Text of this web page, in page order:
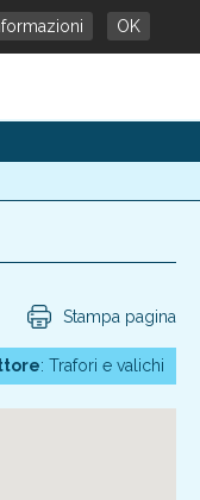
Stampa pagina
: Trafori e valichi
OK